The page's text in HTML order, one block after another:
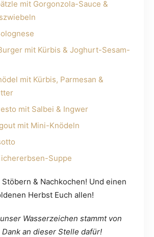
mit Gorgonzola-Sauce &
mit Kürbis & Joghurt-Sesam-
mit Kürbis, Parmesan &
mit Salbei & Ingwer
mit Mini-Knödeln
Suppe
& Nachkochen! Und einen
Herbst Euch allen!
Wasserzeichen stammt von
Dank an dieser Stelle dafür!